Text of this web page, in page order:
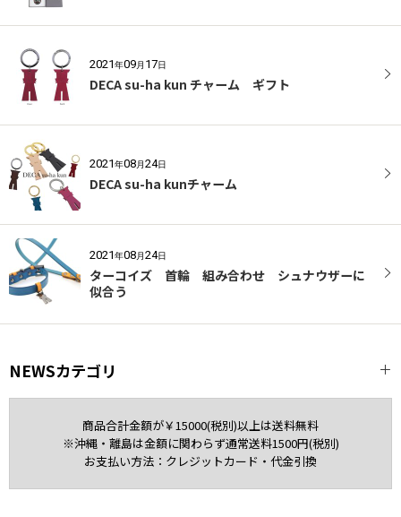
2021年09月 17日
DECA su-ha kun チャーム ギフト
2021年08月24日
DECA su-ha kunチャーム
2021年08月24日
ターコイズ 首輪 組み合わせ シュナウザーに
似合う
NEWSカテゴリ
Miniature Schnauzer
商品合計金額が￥15000(税別)以上は送料無料
※沖縄・離島は金額に関わらず通常送料1500円(税別)
お支払い方法：クレジットカード・代金引換